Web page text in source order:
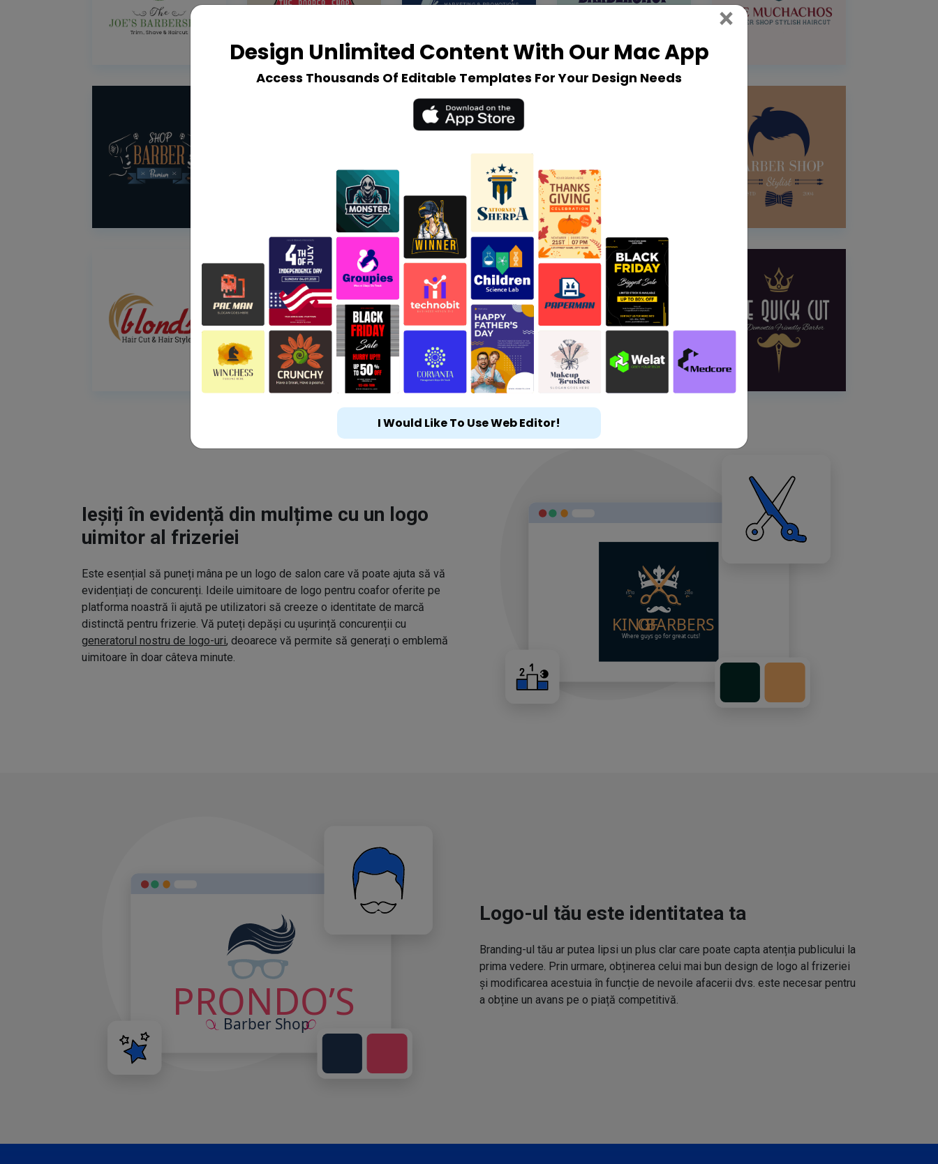
Ieșiți în evidență din mulțime cu un logo
uimitor al frizeriei
Este esențial să puneți mâna pe un logo de salon care vă poate ajuta să vă
evidențiați de concurenți. Ideile uimitoare de logo pentru coafor oferite pe
platforma noastră îi ajută pe utilizatori să creeze o identitate de marcă
distinctă pentru frizerie. Vă puteți depăși cu ușurință concurenții cu
generatorul nostru de logo-uri, deoarece vă permite să generați o emblemă
uimitoare în doar câteva minute.
Logo-ul tău este identitatea ta
Branding-ul tău ar putea lipsi un plus clar care poate capta atenția publicului la
prima vedere. Prin urmare, obținerea celui mai bun design de logo al frizeriei
și modificarea acestuia în funcție de nevoile afacerii dvs. este necesar pentru
a obține un avans pe o piață competitivă.
Design Unlimited Content With Our Mac App
Access Thousands Of Editable Templates For Your Design Needs
× Close
I Would Like To Use Web Editor!